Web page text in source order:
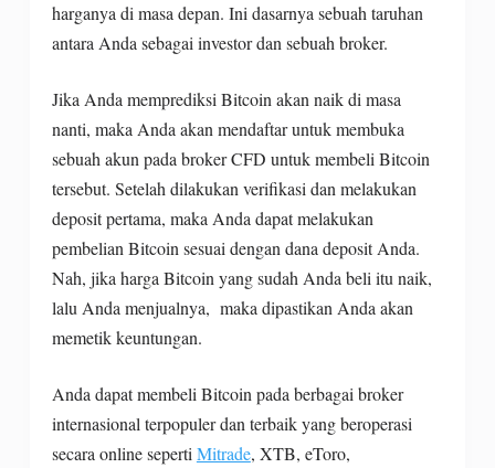
harganya di masa depan. Ini dasarnya sebuah taruhan
antara Anda sebagai investor dan sebuah broker.
Jika Anda memprediksi Bitcoin akan naik di masa
nanti, maka Anda akan mendaftar untuk membuka
sebuah akun pada broker CFD untuk membeli Bitcoin
tersebut. Setelah dilakukan verifikasi dan melakukan
deposit pertama, maka Anda dapat melakukan
pembelian Bitcoin sesuai dengan dana deposit Anda.
Nah, jika harga Bitcoin yang sudah Anda beli itu naik,
lalu Anda menjualnya, maka dipastikan Anda akan
memetik keuntungan.
Anda dapat membeli Bitcoin pada berbagai broker
internasional terpopuler dan terbaik yang beroperasi
secara online sepertiMitrade, XTB, eToro,